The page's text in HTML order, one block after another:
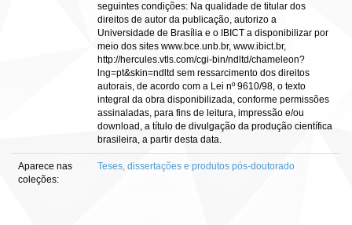
seguintes condições: Na qualidade de titular dos
direitos de autor da publicação, autorizo a
Universidade de Brasília e o IBICT a disponibilizar por
meio dos sites www.bce.unb.br, www.ibict.br,
http://hercules.vtls.com/cgi-bin/ndltd/chameleon?
lng=pt&skin=ndltd sem ressarcimento dos direitos
autorais, de acordo com a Lei nº 9610/98, o texto
integral da obra disponibilizada, conforme permissões
assinaladas, para fins de leitura, impressão e/ou
download, a título de divulgação da produção científica
brasileira, a partir desta data.
Aparece nas
coleções:
Teses, dissertações e produtos pós-doutorado